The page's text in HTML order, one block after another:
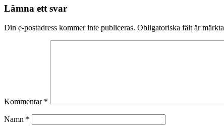
Lämna ett svar
Din e-postadress kommer inte publiceras. Obligatoriska fält är märkta
Kommentar *
Namn *